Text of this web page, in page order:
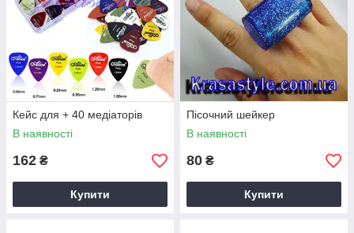
Кейс для + 40 медіаторів
В наявності
162 ₴
Купити
Пісочний шейкер
В наявності
80 ₴
Купити